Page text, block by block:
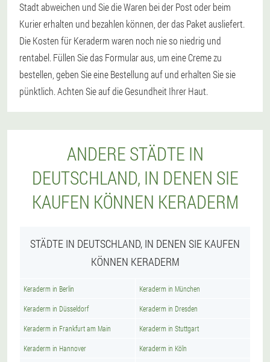
Stadt abweichen und Sie die Waren bei der Post oder beim
Kurier erhalten und bezahlen können, der das Paket ausliefert.
Die Kosten für Keraderm waren noch nie so niedrig und
rentabel. Füllen Sie das Formular aus, um eine Creme zu
bestellen, geben Sie eine Bestellung auf und erhalten Sie sie
pünktlich. Achten Sie auf die Gesundheit Ihrer Haut.
ANDERE STÄDTE IN
DEUTSCHLAND, IN DENEN SIE
KAUFEN KÖNNEN KERADERM
STÄDTE IN DEUTSCHLAND, IN DENEN SIE KAUFEN
KÖNNEN KERADERM
Keraderm in Berlin Keraderm in München
Keraderm in Düsseldorf Keraderm in Dresden
Keraderm in Frankfurt am Main Keraderm in Stuttgart
Keraderm in Hannover Keraderm in Köln